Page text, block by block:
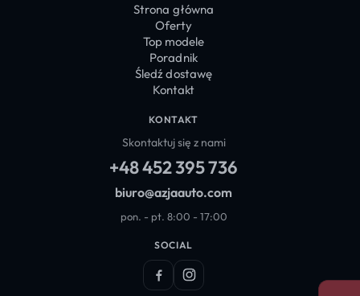
Strona główna
Oferty
Top modele
Poradnik
Śledź dostawę
Kontakt
KONTAKT
Skontaktuj się z nami
+48 452 395 736
biuro@azjaauto.com
pon. - pt. 8:00 - 17:00
SOCIAL
FacebookInstagram